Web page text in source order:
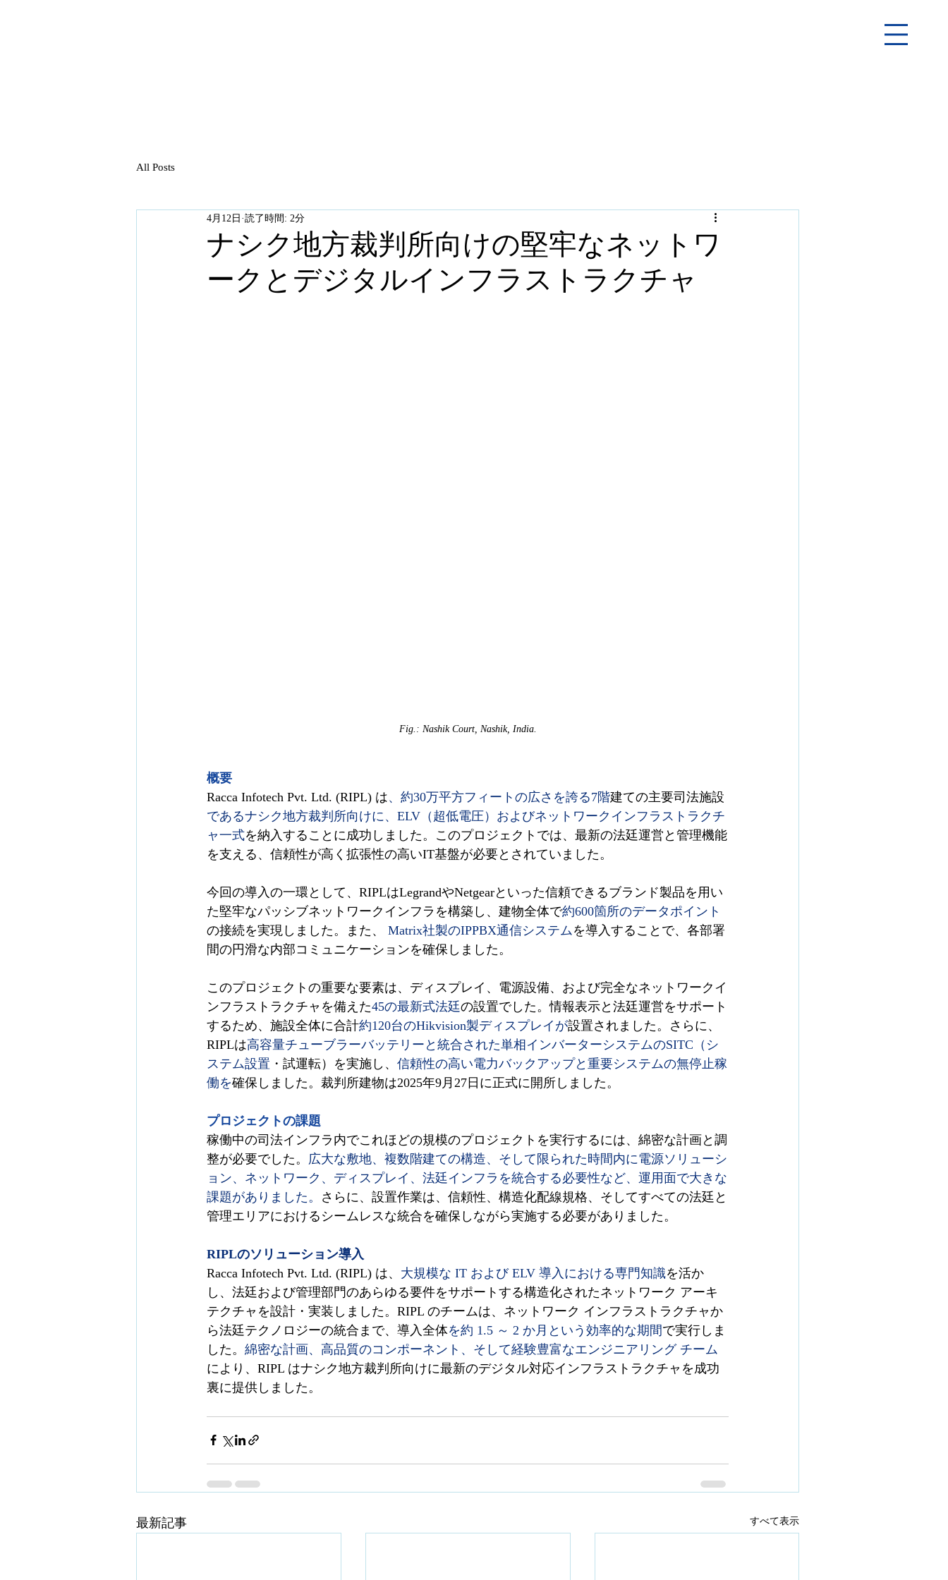
All Posts
ナシク地方裁判所向けの堅牢なネットワ
ークとデジタルインフラストラクチャ
4月12日 読了時間: 2分
Fig.: Nashik Court, Nashik, India.
概要
Racca Infotech Pvt. Ltd. (RIPL) は、約30万平方フィートの広さを誇る7階建ての主要司法施設
であるナシク地方裁判所向けに、ELV（超低電圧）およびネットワークインフラストラクチ
ャ一式を納入することに成功しました。このプロジェクトでは、最新の法廷運営と管理機能
を支える、信頼性が高く拡張性の高いIT基盤が必要とされていました。
今回の導入の一環として、RIPLはLegrandやNetgearといった信頼できるブランド製品を用い
た堅牢なパッシブネットワークインフラを構築し、建物全体で約600箇所のデータポイント
の接続を実現しました。また、 Matrix社製のIPPBX通信システム を導入することで、各部署
間の円滑な内部コミュニケーションを確保しました。
このプロジェクトの重要な要素は、ディスプレイ、電源設備、および完全なネットワークイ
ンフラストラクチャを備えた45の最新式法廷の設置でした。情報表示と法廷運営をサポート
するため、施設全体に合計約120台のHikvision製ディスプレイが設置されました。さらに、
RIPLは高容量チューブラーバッテリーと統合された単相インバーターシステムのSITC（シ
ステム設置 ・試運転）を実施し、信頼性の高い電力バックアップと重要システムの無停止稼
働を確保しました。裁判所建物は2025年9月27日に正式に開所しました。
プロジェクトの課題
稼働中の司法インフラ内でこれほどの規模のプロジェクトを実行するには、綿密な計画と調
整が必要でした。 広大な敷地、複数階建ての構造、そして限られた時間内に電源ソリューシ
ョン、ネットワーク、ディスプレイ、法廷インフラを統合する必要性など、運用面で大きな
課題がありました。 さらに、設置作業は、信頼性、構造化配線規格、そしてすべての法廷と
管理エリアにおけるシームレスな統合を確保しながら実施する必要がありました。
RIPLのソリューション導入
Racca Infotech Pvt. Ltd. (RIPL) は、 大規模な IT および ELV 導入における専門知識を活か
し、法廷および管理部門のあらゆる要件をサポートする構造化されたネットワーク アーキ
テクチャを設計・実装しました。RIPL のチームは、ネットワーク インフラストラクチャか
ら法廷テクノロジーの統合まで、導入全体を約 1.5 ～ 2 か月という効率的な期間で実行しま
した。綿密な計画、高品質のコンポーネント、そして経験豊富なエンジニアリング チーム
により、RIPL はナシク地方裁判所向けに最新のデジタル対応インフラストラクチャを成功
裏に提供しました。
最新記事 すべて表示